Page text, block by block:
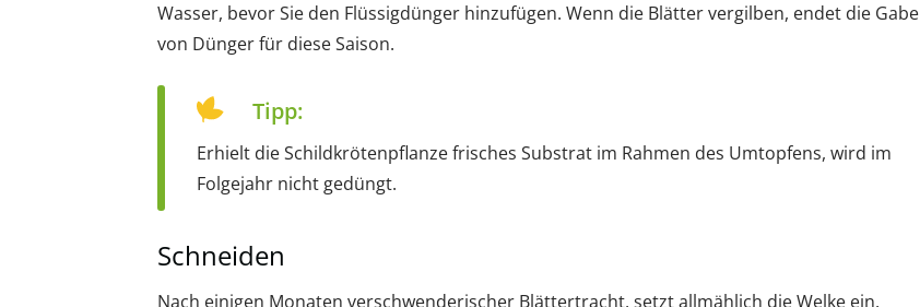
Wasser, bevor Sie den Flüssigdünger hinzufügen. Wenn die Blätter vergilben, endet die Gabe
von Dünger für diese Saison.
Tipp:
Erhielt die Schildkrötenpflanze frisches Substrat im Rahmen des Umtopfens, wird im
Folgejahr nicht gedüngt.
Schneiden
Nach einigen Monaten verschwenderischer Blättertracht, setzt allmählich die Welke ein.